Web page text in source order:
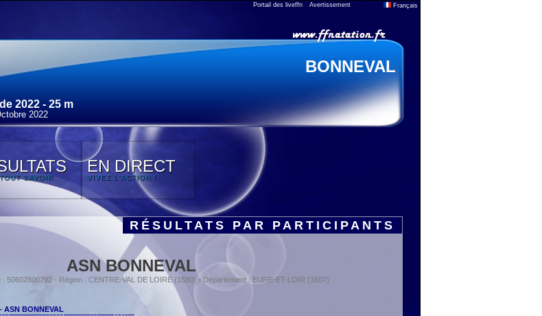
Portail des liveffn Avertissement Français
BONNEVAL
2022 - 25 m
2022
SAVOIR
EN DIRECT
VIVEZ L'ACTION !
RÉSULTATS PAR PARTICIPANTS
ASN BONNEVAL
50602800792 - Région : CENTRE-VAL DE LOIRE (1580) - Département : EURE-ET-LOIR (1607)
ASN BONNEVAL